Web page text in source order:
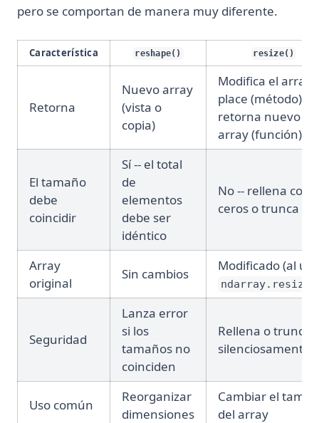
pero se comportan de manera muy diferente.
Característica reshape() resize()
Retorna
Nuevo array
(vista o
copia)
Modifica el array
place (método) o
retorna nuevo
array (función)
El tamaño
debe
coincidir
Sí -- el total
de
elementos
debe ser
idéntico
No -- rellena con
ceros o trunca
Array
original
Sin cambios
Modificado (al
Seguridad
Lanza error
si los
tamaños no
coinciden
Rellena o trunca
silenciosamente
Uso común
Reorganizar
dimensiones
Cambiar el
del array